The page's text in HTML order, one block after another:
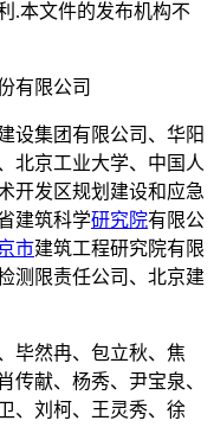
.本文件的发布机构不
有限公司
设集团有限公司、华阳
北京工业大学、中国人
开发区规划建设和应急
建筑科学研究院有限公
市建筑工程研究院有限
测限责任公司、北京建
毕然冉、包立秋、焦
传献、杨秀、尹宝泉、
、刘柯、王灵秀、徐